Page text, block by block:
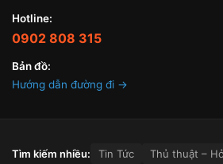
Hotline:
0902 808 315
Bản đồ:
Hướng dẫn đường đi →
Tìm kiếm nhiều: Tin Tức Thủ thuật –